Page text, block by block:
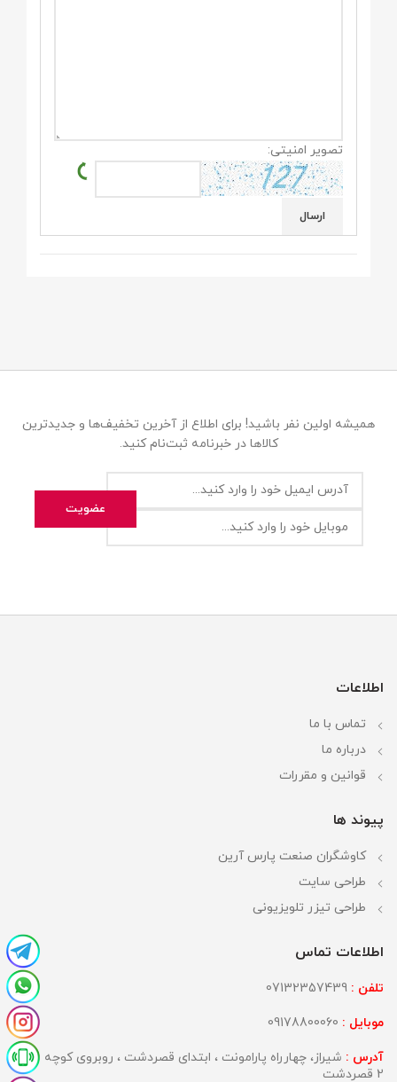
تصویر امنیتی:
همیشه اولین نفر باشید! برای اطلاع از آخرین تخفیف‌ها و جدیدترین
کالاها در خبرنامه ثبت‌نام کنید.
اطلاعات
تماس با ما
درباره ما
قوانین و مقررات
پیوند ها
کاوشگران صنعت پارس آرین
طراحی سایت
طراحی تیزر تلویزیونی
اطلاعات تماس
تلفن :
موبایل :
آدرس : شیراز، چهارراه پارامونت ، ابتدای قصردشت ، روبروی کوچه
2 قصردشت